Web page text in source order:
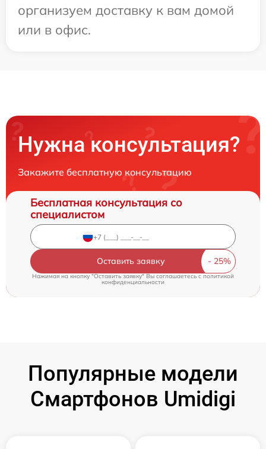
организуем доставку к вам домой
или в офис.
Нужна консультация?
Закажите бесплатную консультацию
Бесплатная консультация со
специалистом
Оставить заявку
Нажимая на кнопку "Оставить заявку" Вы соглашаетесь c политикой
конфиденциальности
Популярные модели
Смартфонов Umidigi